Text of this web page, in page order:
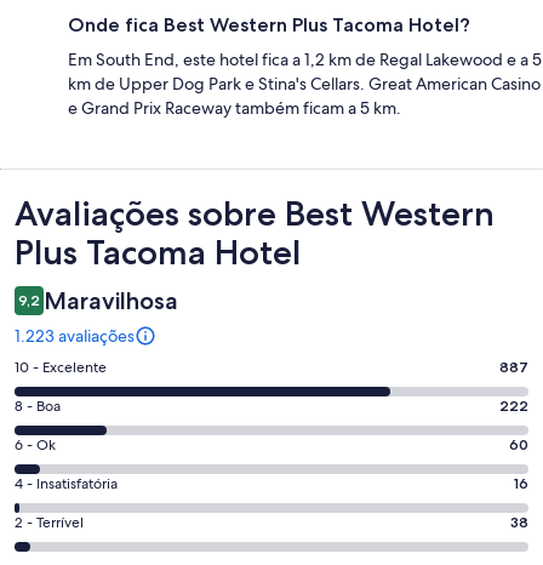
Onde fica Best Western Plus Tacoma Hotel?
Em South End, este hotel fica a 1,2 km de Regal Lakewood e a 5
km de Upper Dog Park e Stina's Cellars. Great American Casino
e Grand Prix Raceway também ficam a 5 km.
Avaliações
Avaliações sobre Best Western
Plus Tacoma Hotel
9,2 Maravilhosa
1.223 avaliações
Nota
10
-
Excelente.
887
de
1223
avaliações
10 - Excelente 887
Nota
8
-
Boa.
222
de
8 - Boa 222
Nota
6
-
Ok.
60
6 - Ok 60
Nota
4
-
4 - Insatisfatória 16
Nota
2
2 - Terrível 38